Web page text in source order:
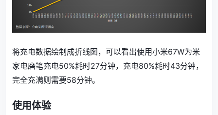
将充电数据绘制成折线图，可以看出使用小米67W为米
家电磨笔充电50%耗时27分钟，充电80%耗时43分钟，
完全充满则需要58分钟。
使用体验